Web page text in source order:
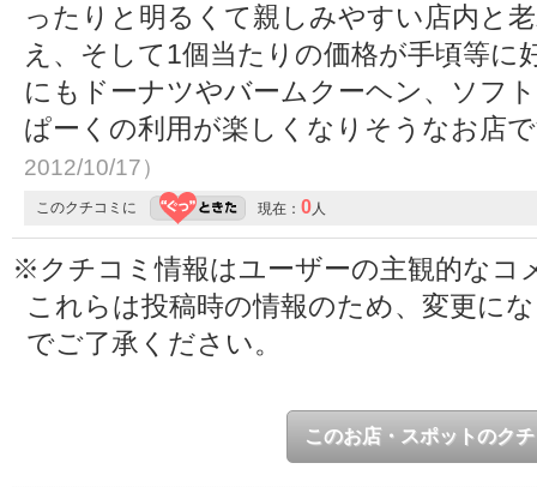
ったりと明るくて親しみやすい店内と
え、そして1個当たりの価格が手頃等に
にもドーナツやバームクーヘン、ソフ
ぱーくの利用が楽しくなりそうなお店
2012/10/17）
このクチコミに 現在： 0人
※クチコミ情報はユーザーの主観的なコ
これらは投稿時の情報のため、変更に
でご了承ください。
このお店・スポットのク